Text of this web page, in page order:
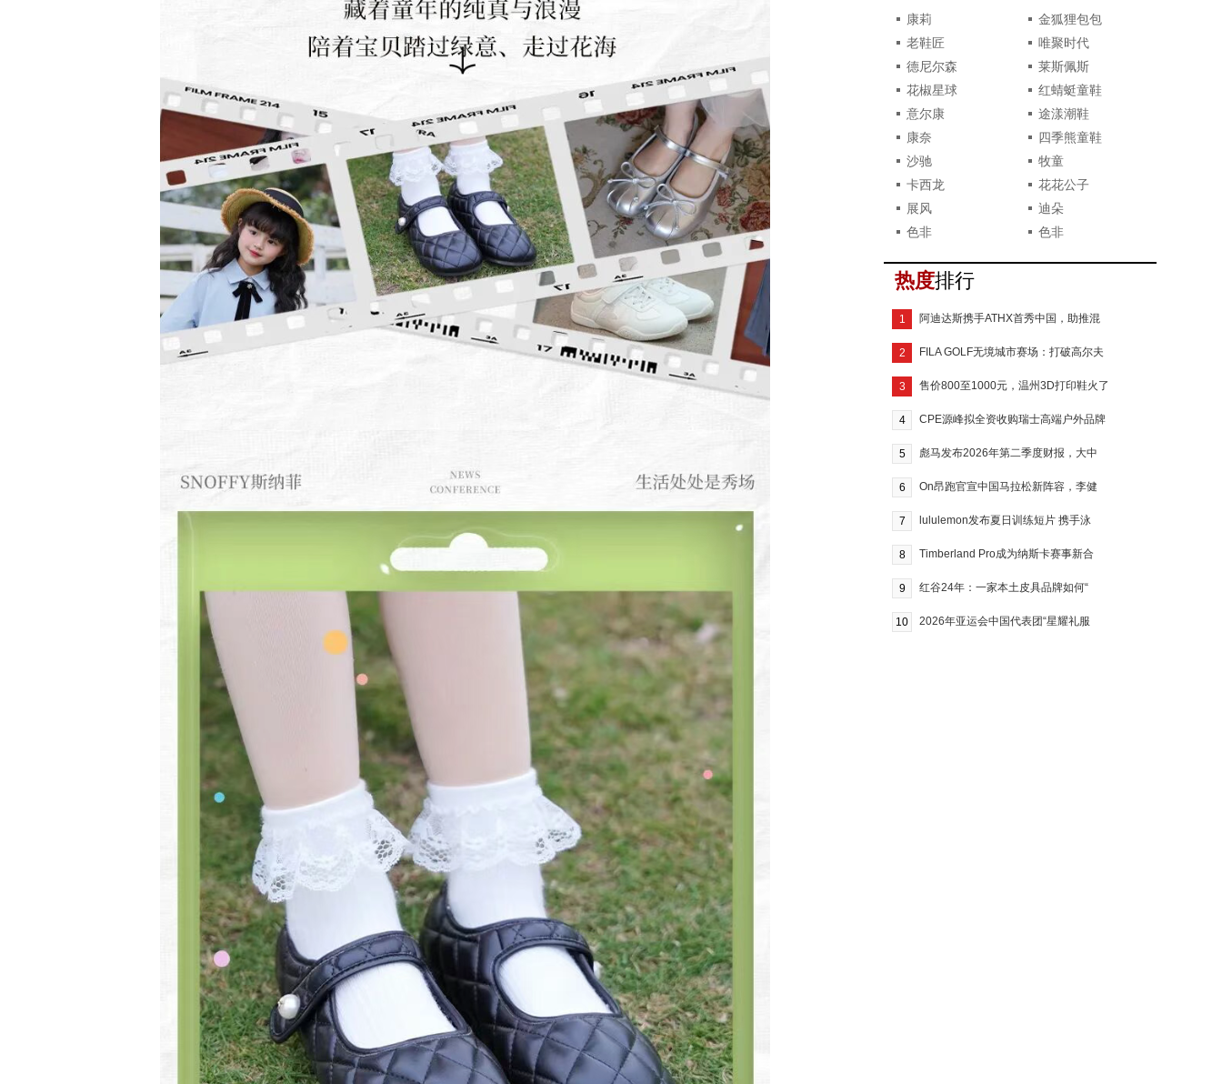
康莉
金狐狸包包
老鞋匠
唯聚时代
德尼尔森
莱斯佩斯
花椒星球
红蜻蜓童鞋
意尔康
途漾潮鞋
康奈
四季熊童鞋
沙驰
牧童
卡西龙
花花公子
展风
迪朵
色非
色非
热度排行
1 阿迪达斯携手ATHX首秀中国，助推混
2 FILA GOLF无境城市赛场：打破高尔夫
3 售价800至1000元，温州3D打印鞋火了
4 CPE源峰拟全资收购瑞士高端户外品牌
5 彪马发布2026年第二季度财报，大中
6 On昂跑官宣中国马拉松新阵容，李健
7 lululemon发布夏日训练短片 携手泳
8 Timberland Pro成为纳斯卡赛事新合
9 红谷24年：一家本土皮具品牌如何“
10 2026年亚运会中国代表团“星耀礼服